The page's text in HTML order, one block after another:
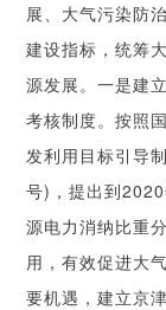
展、大气污染防
建设指标，统筹
源发展。一是建
考核制度。按照
发利用目标引导
号)，提出到
源电力消纳比重
用，有效促进大
要机遇，建立京